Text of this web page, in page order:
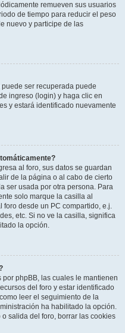
remueven sus usuarios
de tiempo para reducir el peso
nuevo y participe de las
puede ser recuperada puede
ingreso (login) y haga clic en
y estará identificado nuevamente
al foro, sus datos se guardan
de la página o al cabo de cierto
ser usada por otra persona. Para
solo marque la casilla al
foro desde un PC compartido, e.j.
etc. Si no ve la casilla, significa
la opción.
por phpBB, las cuales le mantienen
del foro y estar identificado
leer el seguimiento de la
ha habilitado la opción.
salida del foro, borrar las cookies